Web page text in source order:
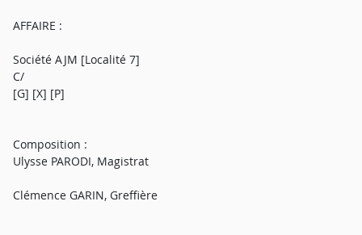
AFFAIRE :
Société AJM [Localité 7]
C/
[G] [X] [P]
Composition :
Ulysse PARODI, Magistrat
Clémence GARIN, Greffière